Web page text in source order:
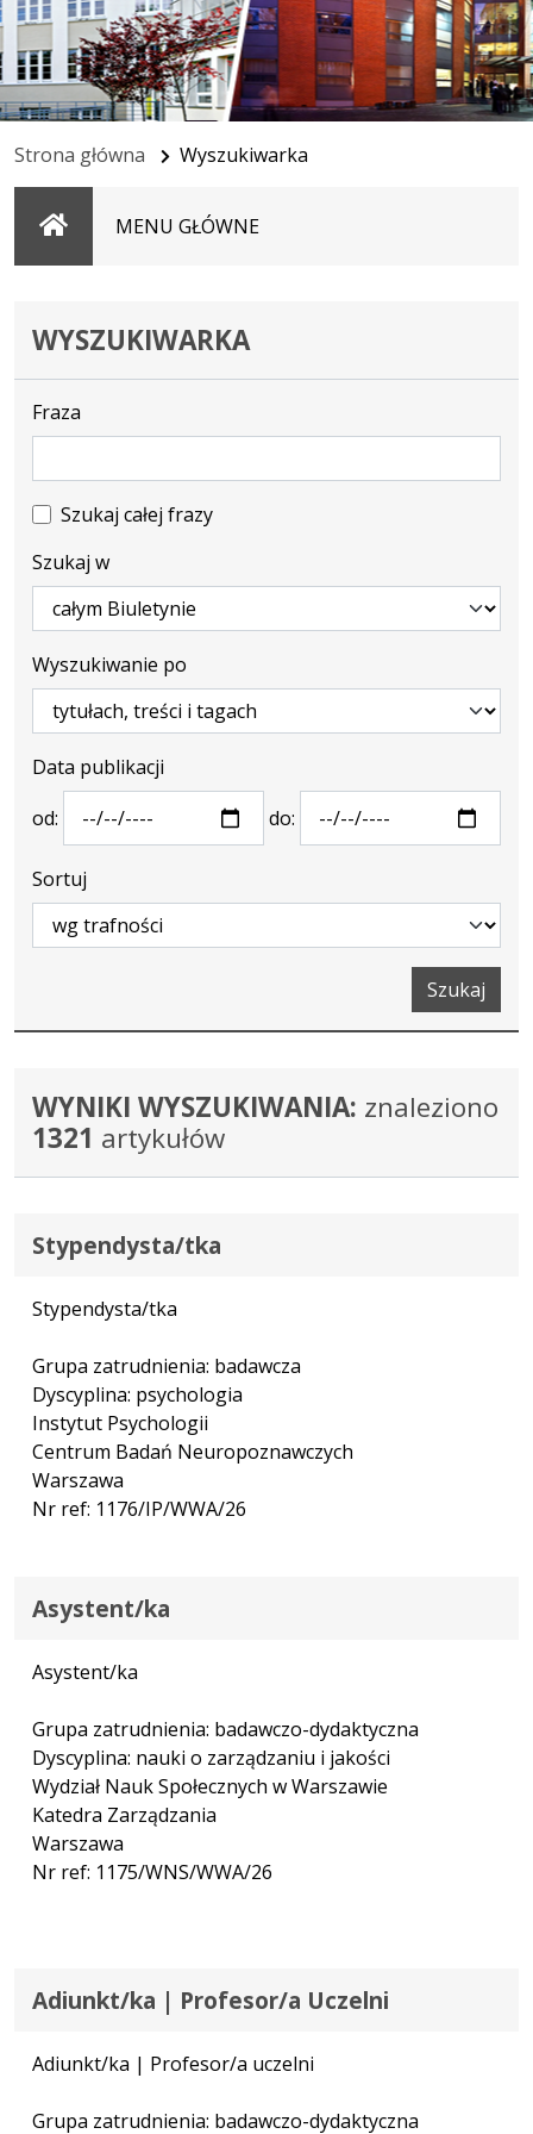
Strona główna Wyszukiwarka
StronaMENU GŁÓWNE
WYSZUKIWARKA
Fraza
Szukaj całej frazy
Szukaj w
Wyszukiwanie po
Data publikacji
od:
do:
Sortuj
Szukaj
WYNIKI WYSZUKIWANIA: znaleziono
1321 artykułów
Stypendysta/tka
Stypendysta/tka
Grupa zatrudnienia: badawcza
Dyscyplina: psychologia
Instytut Psychologii
Centrum Badań Neuropoznawczych
Warszawa
Nr ref: 1176/IP/WWA/26
Asystent/ka
Asystent/ka
Grupa zatrudnienia: badawczo-dydaktyczna
Dyscyplina: nauki o zarządzaniu i jakości
Wydział Nauk Społecznych w Warszawie
Katedra Zarządzania
Warszawa
Nr ref: 1175/WNS/WWA/26
Adiunkt/ka | Profesor/a Uczelni
Adiunkt/ka | Profesor/a uczelni
Grupa zatrudnienia: badawczo-dydaktyczna